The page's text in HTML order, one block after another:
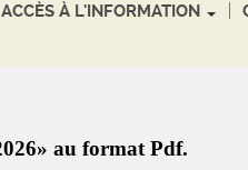
ACCÈS À L'INFORMATION